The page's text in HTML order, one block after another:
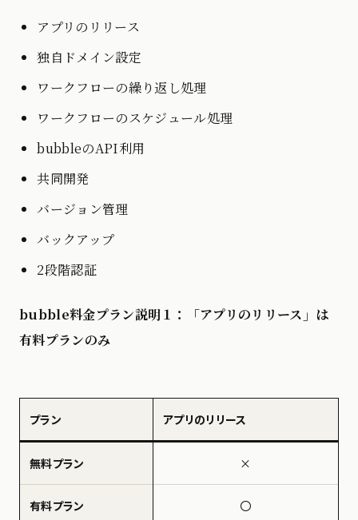
アプリのリリース
独自ドメイン設定
ワークフローの繰り返し処理
ワークフローのスケジュール処理
bubbleのAPI利用
共同開発
バージョン管理
バックアップ
2段階認証
bubble料金プラン説明１：「アプリのリリース」は
有料プランのみ
プラン アプリのリリース
無料プラン ×
有料プラン 〇